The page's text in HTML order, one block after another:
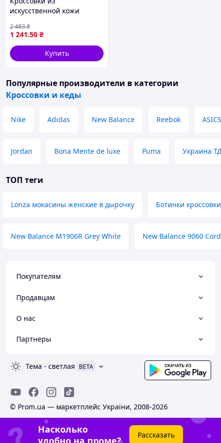
не устроил цвет, или другие причины,
свяжитесь со мной, и мы решим
возникшую проблему.
В наличии большой ассортимент
мужской обуви. Лето, весна, осень,
зима, начиная от шлепанцев и
Пишите, звоните, отвечу на все
искусственной кожи
с искусственным мехом
карамельные
1 241.50 ₴
2 483₴
Купить
Популярные производители в категории
Кроссовки и кеды
Nike Adidas New Balance Reebok ASICS
Jordan Bona Mente de luxe Puma Украина
ТОП теги
Lonza мокасины женские в дырочку Ботинки
New Balance M1906R Grey White New Balance 9060
Покупателям
Продавцам
О нас
Партнеры
Тема - светлая BETA
© Prom.ua — маркетплейс України, 2008-2026
Насколько
удобно на проме?
Рассказать